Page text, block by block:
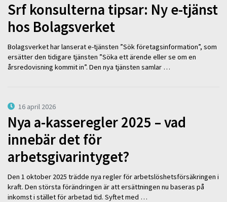
Srf konsulterna tipsar: Ny e-tjänst
hos Bolagsverket
Bolagsverket har lanserat e-tjänsten ”Sök företagsinformation”, som
ersätter den tidigare tjänsten ”Söka ett ärende eller se om en
årsredovisning kommit in”. Den nya tjänsten samlar …
16 april 2026
Nya a-kasseregler 2025 – vad
innebär det för
arbetsgivarintyget?
Den 1 oktober 2025 trädde nya regler för arbetslöshetsförsäkringen i
kraft. Den största förändringen är att ersättningen nu baseras på
inkomst i stället för arbetad tid. Syftet med …